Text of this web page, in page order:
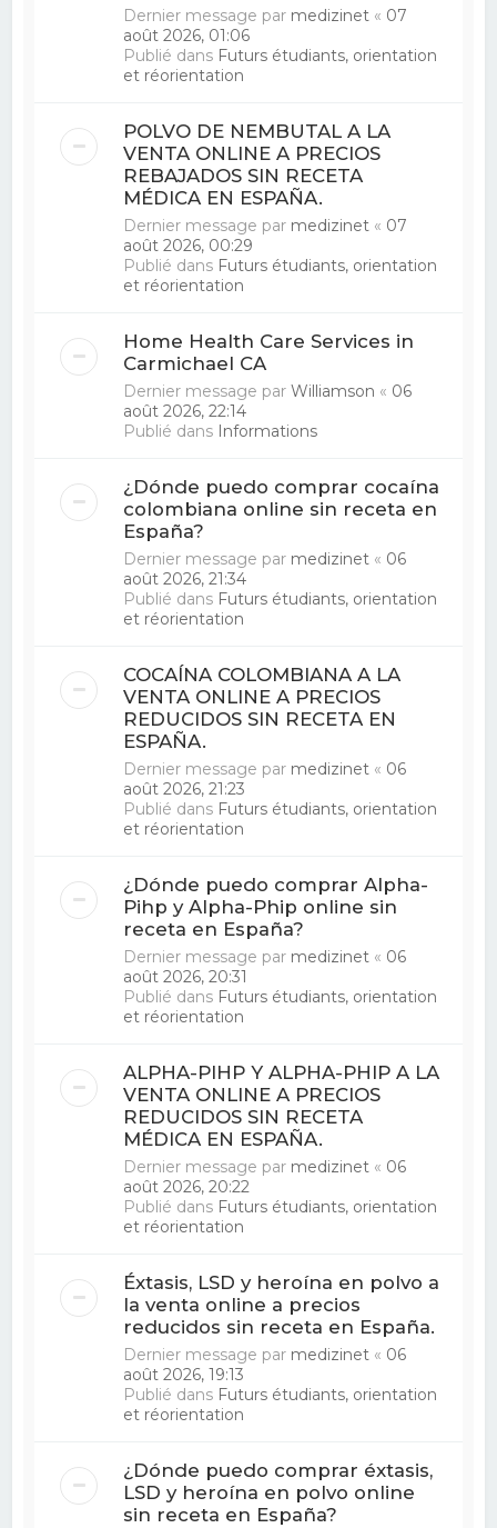
Dernier message par medizinet « 07
août 2026, 01:06
Publié dans Futurs étudiants, orientation
et réorientation
POLVO DE NEMBUTAL A LA
VENTA ONLINE A PRECIOS
REBAJADOS SIN RECETA
MÉDICA EN ESPAÑA.
Dernier message par medizinet « 07
août 2026, 00:29
Publié dans Futurs étudiants, orientation
et réorientation
Home Health Care Services in
Carmichael CA
Dernier message parWilliamson « 06
août 2026, 22:14
Publié dans Informations
¿Dónde puedo comprar cocaína
colombiana online sin receta en
España?
Dernier message par medizinet « 06
août 2026, 21:34
Publié dans Futurs étudiants, orientation
et réorientation
COCAÍNA COLOMBIANA A LA
VENTA ONLINE A PRECIOS
REDUCIDOS SIN RECETA EN
ESPAÑA.
Dernier message par medizinet « 06
août 2026, 21:23
Publié dans Futurs étudiants, orientation
et réorientation
¿Dónde puedo comprar Alpha-
Pihp y Alpha-Phip online sin
receta en España?
Dernier message par medizinet « 06
août 2026, 20:31
Publié dans Futurs étudiants, orientation
et réorientation
ALPHA-PIHP Y ALPHA-PHIP A LA
VENTA ONLINE A PRECIOS
REDUCIDOS SIN RECETA
MÉDICA EN ESPAÑA.
Dernier message par medizinet « 06
août 2026, 20:22
Publié dans Futurs étudiants, orientation
et réorientation
Éxtasis, LSD y heroína en polvo a
la venta online a precios
reducidos sin receta en España.
Dernier message par medizinet « 06
août 2026, 19:13
Publié dans Futurs étudiants, orientation
et réorientation
¿Dónde puedo comprar éxtasis,
LSD y heroína en polvo online
sin receta en España?